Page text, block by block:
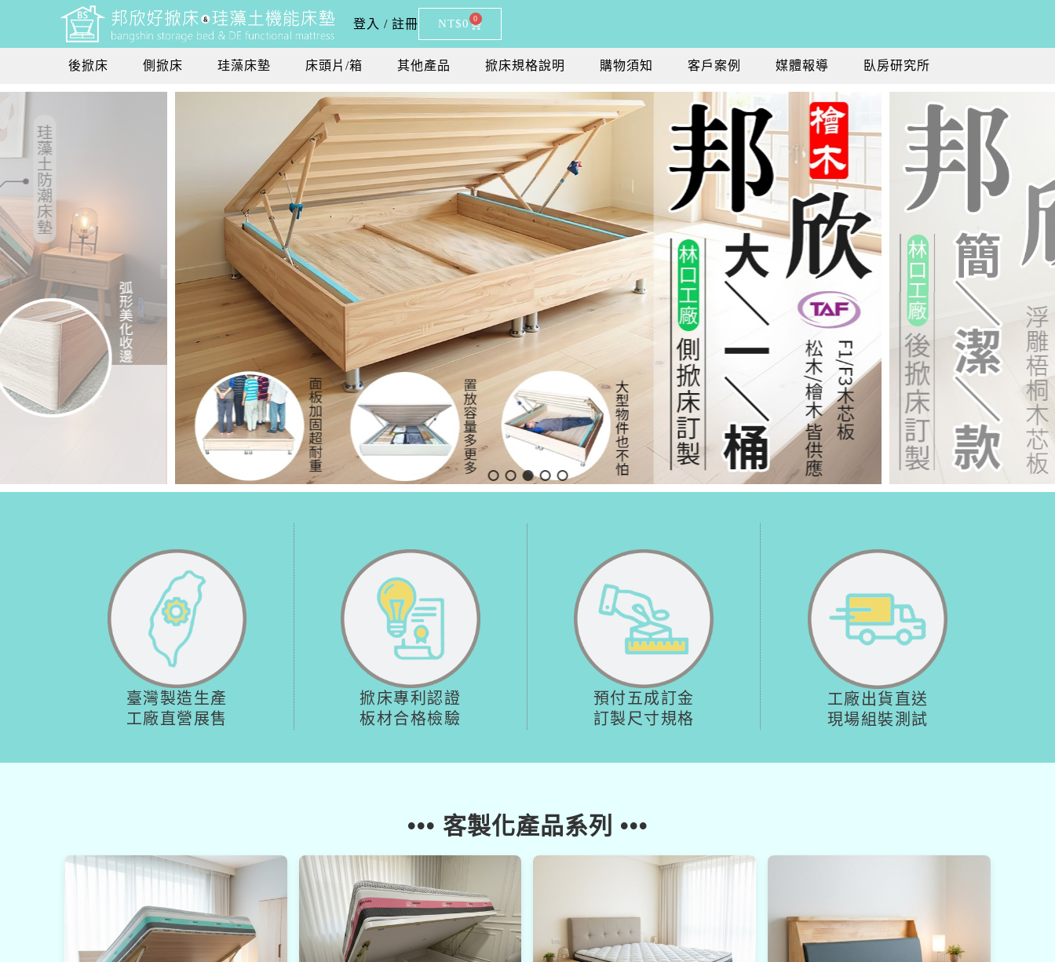
登入 / 註冊 NT$0 0
後掀床 側掀床 珪藻床墊 床頭片/箱 其他產品 掀床規格說明 購物須知 客戶案例 媒體報導 臥房研究所
臺灣製造生產
工廠直營展售
掀床專利認證
板材合格檢驗
預付五成訂金
訂製尺寸規格
工廠出貨直送
現場組裝測試
••• 客製化產品系列 •••